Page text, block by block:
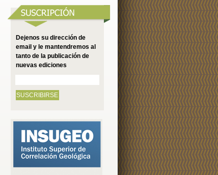
Dejenos su dirección de
email y le mantendremos al
tanto de la publicación de
nuevas ediciones